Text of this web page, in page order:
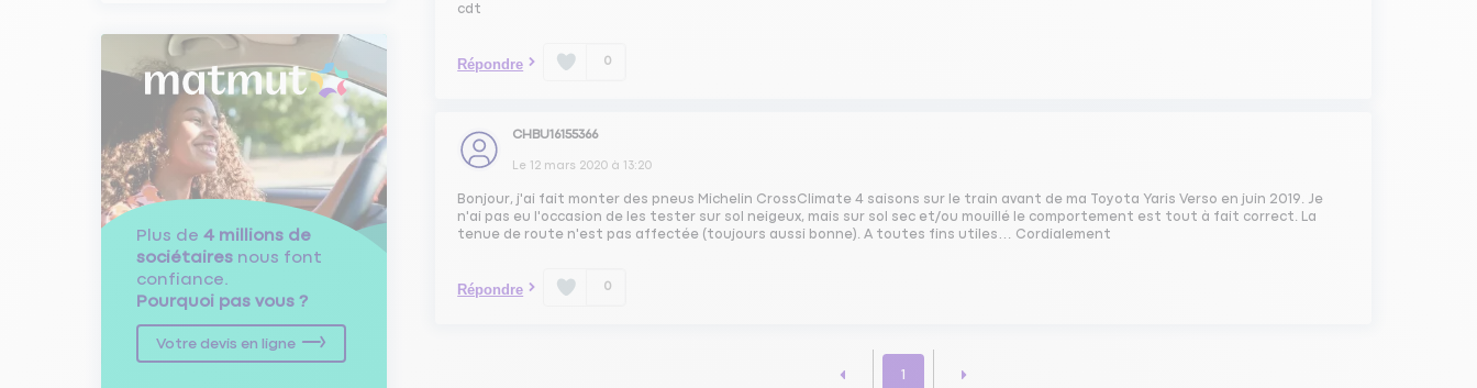
Plus de 4 millions de
sociétaires nous font
confiance.
Pourquoi pas vous ?
Votre devis en ligne
cdt
Répondre 0
CHBU16155366
Le 12 mars 2020 à 13:20
Bonjour, j'ai fait monter des pneus Michelin CrossClimate 4 saisons sur le train avant de ma Toyota Yaris Verso en juin 2019. Je
n'ai pas eu l'occasion de les tester sur sol neigeux, mais sur sol sec et/ou mouillé le comportement est tout à fait correct. La
tenue de route n'est pas affectée (toujours aussi bonne). A toutes fins utiles… Cordialement
Répondre 0
1